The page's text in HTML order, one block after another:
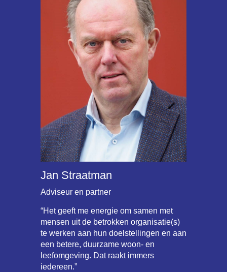
Jan Straatman
Adviseur en partner
“Het geeft me energie om samen met
mensen uit de betrokken organisatie(s)
te werken aan hun doelstellingen en aan
een betere, duurzame woon- en
leefomgeving. Dat raakt immers
iedereen.”